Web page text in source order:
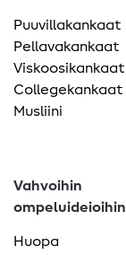
Puuvillakankaat
Pellavakankaat
Viskoosikankaat
Collegekankaat
Musliini
Vahvoihin
ompeluideioihin
Huopa